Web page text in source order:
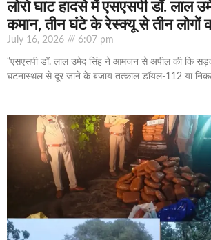
लोरो घाट हादसे में एसएसपी डॉ. लाल
कमान, तीन घंटे के रेस्क्यू से तीन लोगों
July 16, 2026 6:07 pm
“एसएसपी डॉ. लाल उमेद सिंह ने आमजन से अपील की कि सड़क
घटनास्थल से दूर जाने के बजाय तत्काल डॉयल-112 या